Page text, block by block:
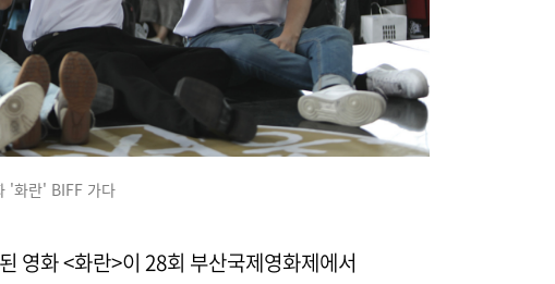
'화란' BIFF 가다
영화 <화란>이 28회 부산국제영화제에서